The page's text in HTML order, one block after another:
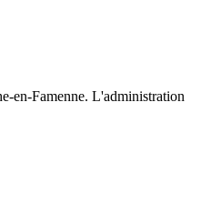
en-Famenne. L'administration